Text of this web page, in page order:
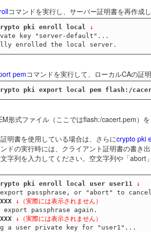
コマンドを実行し、サーバー証明書を再作成
pki enroll local ↓
key "server-default"...
pemコマンドを実行して、ローカルCAの証
pki export local pem flash:/
形式ファイル（ここではflash:/cacert.pem）
明書を使用している場合は、さらにcrypto pki
ドの実行時には、クライアント証明書の書き
字列を入力してください。空文字列や「
pki enroll local user user11 ↓
↓（実際には表示されません）
↓（実際には表示されません）
a user private key for "user1"...